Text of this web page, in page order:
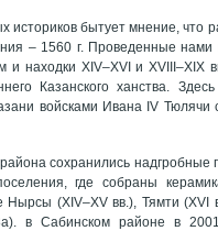
историков бытует мнение, что
– 1560 г. Проведенные нами
находки XIV–XVI и XVIII–XIX
Казанского ханства. Здесь
войсками Ивана IV
сохранились надгробные
где собраны
Нырсы (XIV–XV вв.), Тямти
в Сабинском районе в